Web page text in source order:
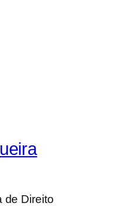
de Direito